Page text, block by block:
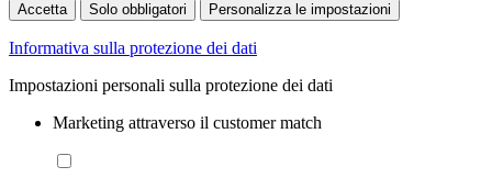
Accetta Solo obbligatori Personalizza le impostazioni
Informativa sulla protezione dei dati
Impostazioni personali sulla protezione dei dati
Marketing attraverso il customer match